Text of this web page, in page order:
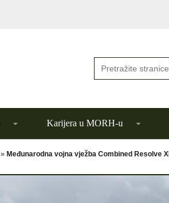
Karijera u MORH-u
» Međunarodna vojna vježba Combined Resolve XII